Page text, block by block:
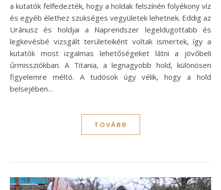
a kutatók felfedezték, hogy a holdak felszínén folyékony víz
és egyéb élethez szükséges vegyületek lehetnek. Eddig az
Uránusz és holdjai a Naprendszer legeldugottabb és
legkevésbé vizsgált területeiként voltak ismertek, így a
kutatók most izgalmas lehetőségeket látni a jövőbeli
űrmissziókban. A Titania, a legnagyobb hold, különösen
figyelemre méltó. A tudósok úgy vélik, hogy a hold
belsejében…
TOVÁBB